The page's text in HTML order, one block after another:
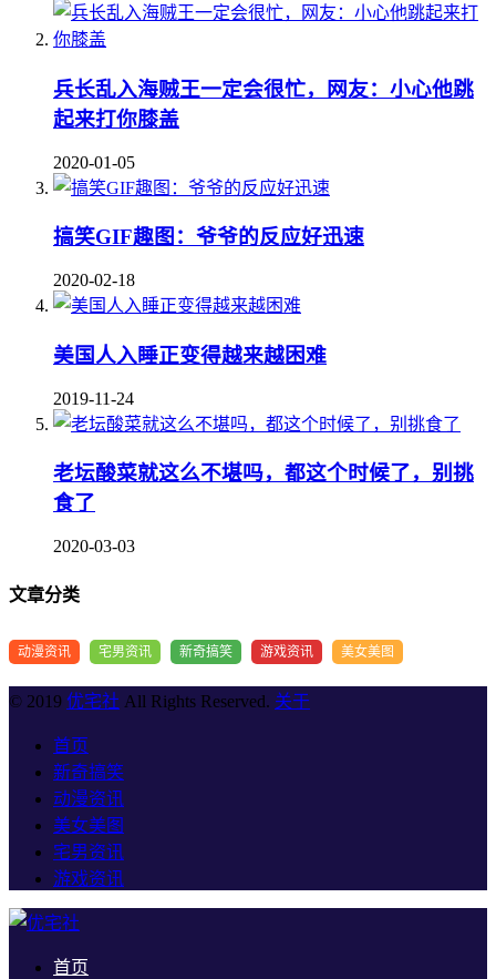
兵长乱入海贼王一定会很忙，网友：小心他跳
起来打你膝盖
2020-01-05
搞笑GIF趣图：爷爷的反应好迅速
2020-02-18
美国人入睡正变得越来越困难
2019-11-24
老坛酸菜就这么不堪吗，都这个时候了，别挑
食了
2020-03-03
文章分类
动漫资讯 宅男资讯 新奇搞笑 游戏资讯 美女美图
© 2019 优宅社 All Rights Reserved. 关于
首页
新奇搞笑
动漫资讯
美女美图
宅男资讯
游戏资讯
首页